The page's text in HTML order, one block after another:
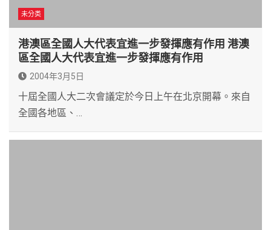
未分类
港澳區全國人大代表宜進一步發揮應有作用 港澳
區全國人大代表宜進一步發揮應有作用
2004年3月5日
十屆全國人大二次會議定於今日上午在北京開幕。來自
全國各地區、…